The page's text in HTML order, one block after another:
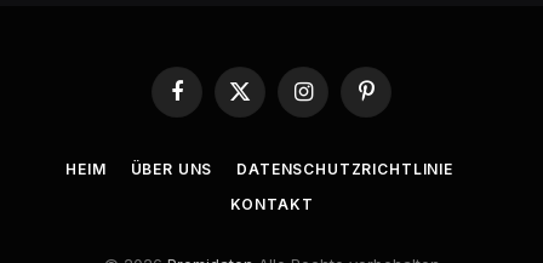
Facebook
X
InstagramPinterest
HEIM ÜBER UNS
DATENSCHUTZRICHTLINIE
KONTAKT